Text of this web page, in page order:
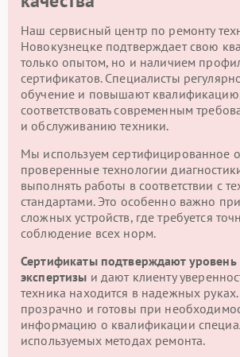
Наш сервисный центр по ремонту
Новокузнецке подтверждает свою
только опытом, но и наличием
сертификатов. Специалисты
обучение и повышают
соответствовать современным
и обслуживанию техники.
Мы используем сертифицированное
проверенные технологии
выполнять работы в соответствии с
стандартами. Это особенно важно
сложных устройств, где требуется
соблюдение всех норм.
Сертификаты подтверждают
экспертизы и дают клиенту
техника находится в надежных
прозрачно и готовы при
информацию о квалификации
используемых методах ремонта.